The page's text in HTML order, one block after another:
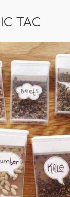
TAC